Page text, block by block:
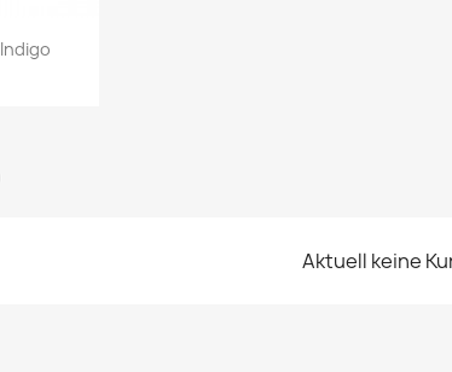
Aktuell keine